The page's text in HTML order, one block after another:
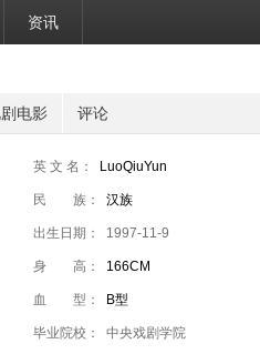
资讯
电影 评论
英 文 名： LuoQiuYun
民 族： 汉族
出生日期： 1997-11-9
身 高： 166CM
血 型： B型
毕业院校： 中央戏剧学院